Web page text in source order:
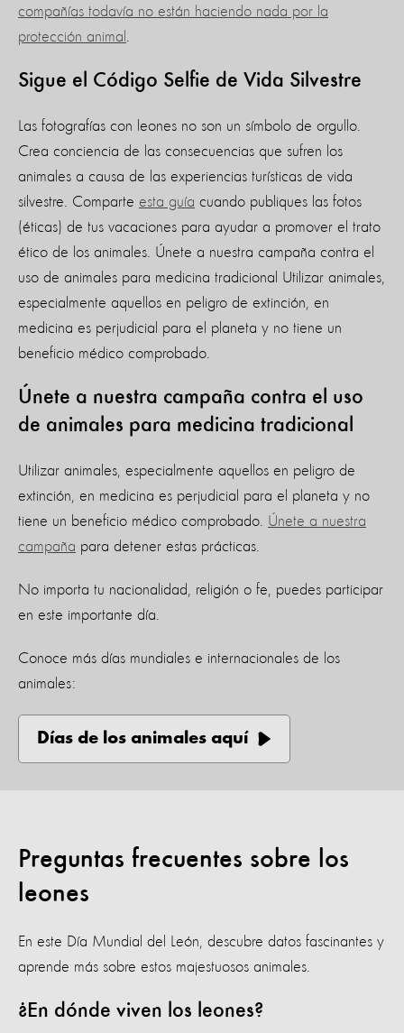
compañías todavía no están haciendo nada por la
protección animal .
Sigue el Código Selfie de Vida Silvestre
Las fotografías con leones no son un símbolo de orgullo.
Crea conciencia de las consecuencias que sufren los
animales a causa de las experiencias turísticas de vida
silvestre. Comparte esta guía cuando publiques las fotos
(éticas) de tus vacaciones para ayudar a promover el trato
ético de los animales. Únete a nuestra campaña contra el
uso de animales para medicina tradicional Utilizar animales,
especialmente aquellos en peligro de extinción, en
medicina es perjudicial para el planeta y no tiene un
beneficio médico comprobado.
Únete a nuestra campaña contra el uso
de animales para medicina tradicional
Utilizar animales, especialmente aquellos en peligro de
extinción, en medicina es perjudicial para el planeta y no
tiene un beneficio médico comprobado. Únete a nuestra
campaña para detener estas prácticas.
No importa tu nacionalidad, religión o fe, puedes participar
en este importante día.
Conoce más días mundiales e internacionales de los
animales:
Días de los animales aquí
Preguntas frecuentes sobre los
leones
En este Día Mundial del León, descubre datos fascinantes y
aprende más sobre estos majestuosos animales.
¿En dónde viven los leones?